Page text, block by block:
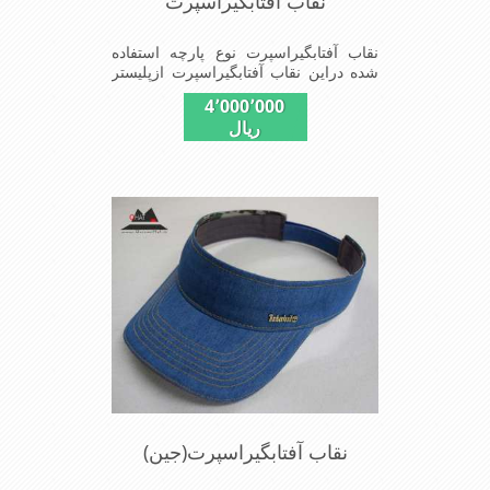
نقاب آفتابگیراسپرت نوع پارچه استفاده
شده دراین نقاب آفتابگیراسپرت ازپلیستر
است وبا آستری تترون و نقاب که مناسب
این شکل ازنقاب آفتابگیراسپرت که در
عکس مشخص شده نقاب آفتابگیر
نور خورشید را از چشمان خود دور نگه
دارید. محافظت در برابر اشعه ماوراء
بنفش: ساخته شده با مواد محافظ در برابر
اشعه ماوراء بنفش، این گیره ها محافظت
قابل اعتمادی در برابر آفتاب برای صورت
شما ایجاد می کنند. آنها به طور موثری از
پوست شما در برابر اشعه های مضر UV
محافظت می کنند و به شما این امکان را
می دهند تا با خیال راحت از فعالیت های
خارج از منزل لذت ببرید.
4٬000٬000
ریال
نقاب آفتابگیراسپرت(جین)